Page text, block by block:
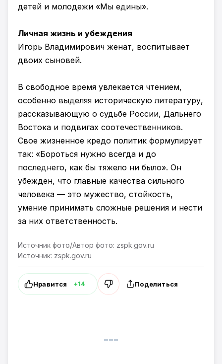
детей и молодежи «Мы едины».
Личная жизнь и убеждения
Игорь Владимирович женат, воспитывает
двоих сыновей.
В свободное время увлекается чтением,
особенно выделяя историческую литературу,
рассказывающую о судьбе России, Дальнего
Востока и подвигах соотечественников.
Свое жизненное кредо политик формулирует
так: «Бороться нужно всегда и до
последнего, как бы тяжело ни было». Он
убежден, что главные качества сильного
человека — это мужество, стойкость,
умение принимать сложные решения и нести
за них ответственность.
Источник фото/Автор фото: zspk.gov.ru
Источник: zspk.gov.ru
Нравится +14 Поделиться